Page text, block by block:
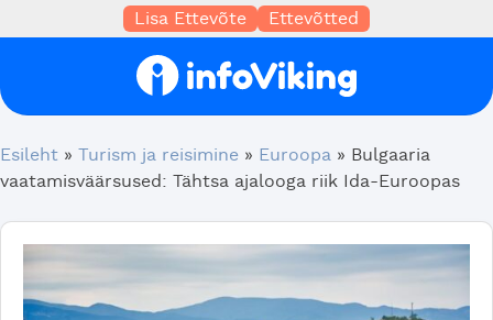
Lisa Ettevõte Ettevõtted
Esileht » Turism ja reisimine » Euroopa » Bulgaaria
vaatamisväärsused: Tähtsa ajalooga riik Ida-Euroopas